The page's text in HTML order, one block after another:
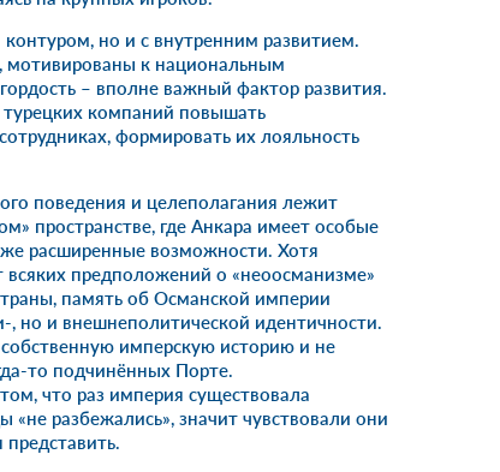
но и с внутренним развитием.
мотивированы к национальным
– вполне важный фактор развития.
компаний повышать
формировать их лояльность
поведения и целеполагания лежит
пространстве, где Анкара имеет особые
расширенные возможности. Хотя
предположений о «неоосманизме»
память об Османской империи
но и внешнеполитической идентичности.
имперскую историю и не
то подчинённых Порте.
что раз империя существовала
разбежались», значит чувствовали они